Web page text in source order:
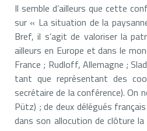
Il semble d’ailleurs que cette
sur « La situation de la
Bref, il s’agit de valoriser la
ailleurs en Europe et dans le
France ; Rudloff, Allemagne ;
tant que représentant des
secrétaire de la conférence). On
Pütz) ; de deux délégués
dans son allocution de clôture